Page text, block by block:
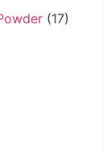
(17)